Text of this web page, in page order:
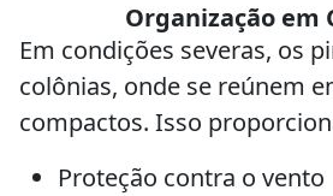
Organização em
Em condições severas, os
colônias, onde se reúnem
compactos. Isso
Proteção contra o vento